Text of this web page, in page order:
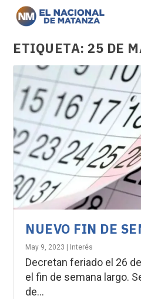
ETIQUETA:25 DE
NUEVO FIN DE
May 9, 2023 Interés
Decretan feriado el 26
el fin de semana largo.
de...